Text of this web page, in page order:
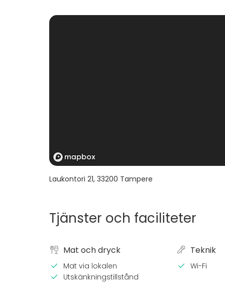
Laukontori 21, 33200 Tampere
Tjänster och faciliteter
Mat och dryck
Mat via lokalen
Utskänkningstillstånd
Teknik
Wi-Fi